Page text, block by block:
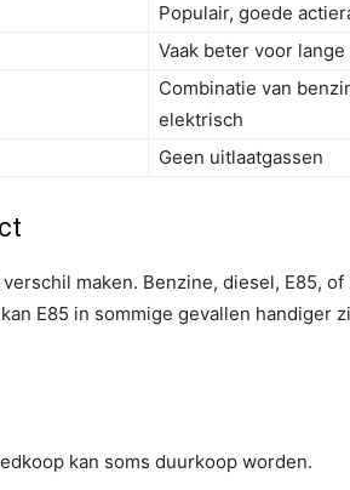
Populair, goede
Vaak beter voor
Combinatie van
elektrisch
Geen uitlaatgassen
maken. Benzine, diesel, E85,
E85 in sommige gevallen handiger
kan soms duurkoop worden.